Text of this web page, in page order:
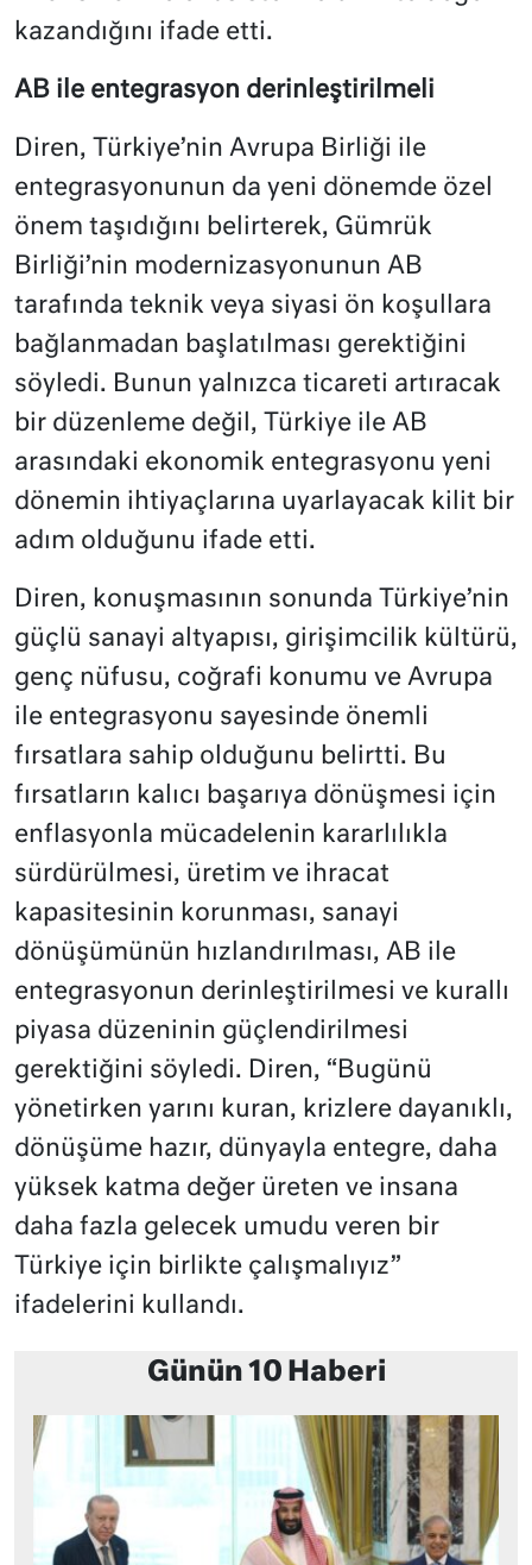
kazandığını ifade etti.
AB ile entegrasyon derinleştirilmeli
Diren, Türkiye’nin Avrupa Birliği ile
entegrasyonunun da yeni dönemde özel
önem taşıdığını belirterek, Gümrük
Birliği’nin modernizasyonunun AB
tarafında teknik veya siyasi ön koşullara
bağlanmadan başlatılması gerektiğini
söyledi. Bunun yalnızca ticareti artıracak
bir düzenleme değil, Türkiye ile AB
arasındaki ekonomik entegrasyonu yeni
dönemin ihtiyaçlarına uyarlayacak kilit bir
adım olduğunu ifade etti.
Diren, konuşmasının sonunda Türkiye’nin
güçlü sanayi altyapısı, girişimcilik kültürü,
genç nüfusu, coğrafi konumu ve Avrupa
ile entegrasyonu sayesinde önemli
fırsatlara sahip olduğunu belirtti. Bu
fırsatların kalıcı başarıya dönüşmesi için
enflasyonla mücadelenin kararlılıkla
sürdürülmesi, üretim ve ihracat
kapasitesinin korunması, sanayi
dönüşümünün hızlandırılması, AB ile
entegrasyonun derinleştirilmesi ve kurallı
piyasa düzeninin güçlendirilmesi
gerektiğini söyledi. Diren, “Bugünü
yönetirken yarını kuran, krizlere dayanıklı,
dönüşüme hazır, dünyayla entegre, daha
yüksek katma değer üreten ve insana
daha fazla gelecek umudu veren bir
Türkiye için birlikte çalışmalıyız”
ifadelerini kullandı.
Günün 10 Haberi